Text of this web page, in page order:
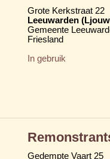
Grote Kerkstraat 22
Leeuwarden
Gemeente
Friesland
In gebruik
Gedempte Vaart 25